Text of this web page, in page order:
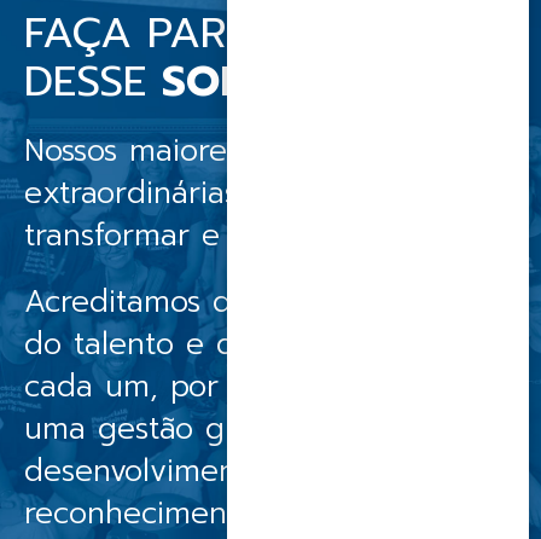
FAÇA PARTE
DESSE SONHO
Nossos maiores ativos são pessoas
extraordinárias, com o desejo de
transformar e realizar sonhos.
Acreditamos que o sucesso nasce
do talento e do diferencial de
cada um, por isso, oferecemos
uma gestão guiada por valores,
desenvolvimento e
reconhecimento.